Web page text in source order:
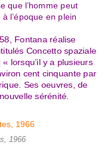
que l’homme peut
l’époque en plein
Fontana réalise
Concetto spaziale
« lorsqu’il y a plusieurs
cent cinquante par
Ses oeuvres, de
sérénité.
1966